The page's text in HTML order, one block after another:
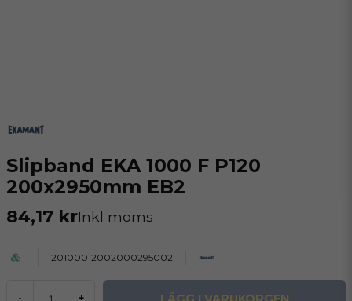
Slipband EKA 1000 F P120
200x2950mm EB2
84,17 krInkl moms
20100012002000295002
- +